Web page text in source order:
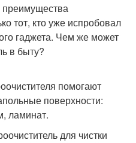
преимущества
тот, кто уже испробовал
гаджета. Чем же может
в быту?
помогают
поверхности:
ламинат.
для чистки